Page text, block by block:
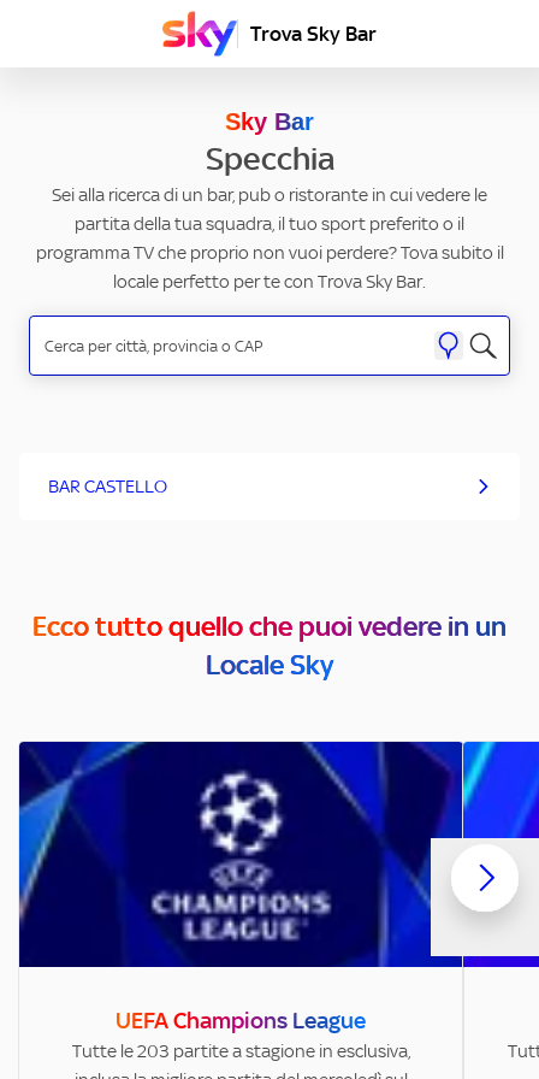
Trova Sky Bar
Sky Bar
Specchia
Sei alla ricerca di un bar, pub o ristorante in cui vedere le
partita della tua squadra, il tuo sport preferito o il
programma TV che proprio non vuoi perdere? Tova subito il
locale perfetto per te con Trova Sky Bar.
BAR CASTELLO
Ecco tutto quello che puoi vedere in un
Locale Sky
UEFA Champions League
Tutte le 203 partite a stagione in esclusiva,